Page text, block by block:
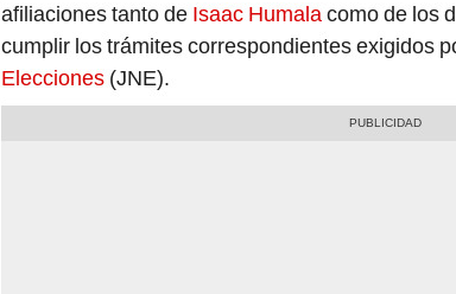
afiliaciones tanto de Isaac Humalacomo de los
cumplir los trámites correspondientes exigidos
Elecciones (JNE).